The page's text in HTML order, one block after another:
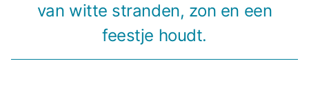
van witte stranden, zon en een
feestje houdt.